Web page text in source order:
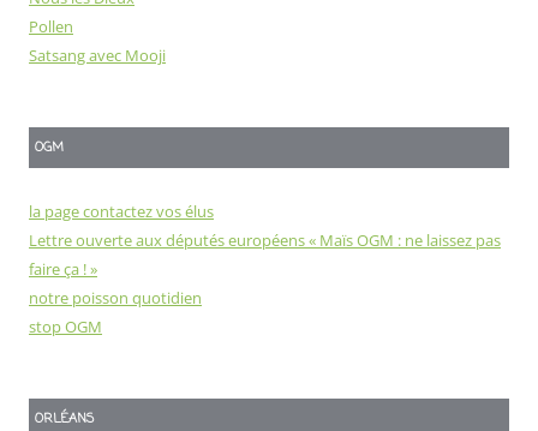
Pollen
Satsang avec Mooji
OGM
la page contactez vos élus
Lettre ouverte aux députés européens « Maïs OGM : ne laissez pas
faire ça ! »
notre poisson quotidien
stop OGM
ORLÉANS